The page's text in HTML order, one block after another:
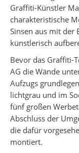
Graffiti-Künstler
charakteristische
Sinsen aus mit der
künstlerisch
Bevor das Graffiti-
AG die Wände
Aufzugs
lichtgrau und im
fünf großen
Abschluss der
die dafür
montiert.